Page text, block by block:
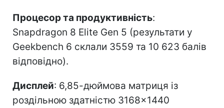
Процесор та продуктивність:
Snapdragon 8 Elite Gen 5 (результати у
Geekbench 6 склали 3559 та 10 623 балів
відповідно).
Дисплей: 6,85-дюймова матриця із
роздільною здатністю 3168×1440